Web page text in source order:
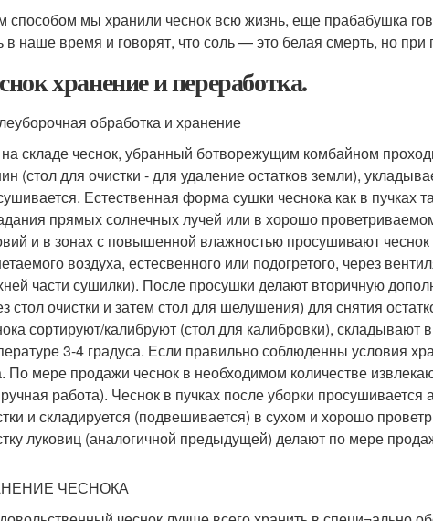
способом мы хранили чеснок всю жизнь, еще прабабушка
в наше время и говорят, что соль — это белая смерть, но
хранение и переработка.
обработка и хранение
складе чеснок, убранный ботворежущим комбайном
(стол для очистки - для удаление остатков земли),
Естественная форма сушки чеснока как в пучках
прямых солнечных лучей или в хорошо
и в зонах с повышенной влажностью просушивают
воздуха, естесвенного или подогретого, через
части сушилки). После просушки делают вторичную
стол очистки и затем стол для шелушения) для снятия
сортируют/калибруют (стол для калибровки), складывают
3-4 градуса. Если правильно соблюденны условия
По мере продажи чеснок в необходимом количестве
работа). Чеснок в пучках после уборки
и складируется (подвешивается) в сухом и хорошо
луковиц (аналогичной предыдущей) делают по мере
ЧЕСНОКА